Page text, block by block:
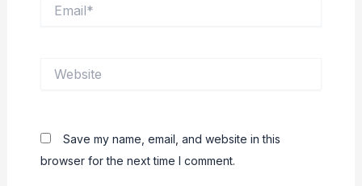
Save my name, email, and website in this
browser for the next time I comment.